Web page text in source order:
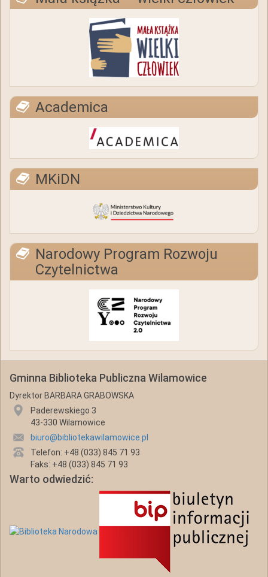
Academica
MKiDN
Narodowy Program Rozwoju
Czytelnictwa
Gminna Biblioteka Publiczna Wilamowice
Dyrektor BARBARA GRABOWSKA
Paderewskiego 3
43-330 Wilamowice
biuro@bibliotekawilamowice.pl
Telefon: +48 (033) 845 71 93
Faks: +48 (033) 845 71 93
Warto odwiedzić: